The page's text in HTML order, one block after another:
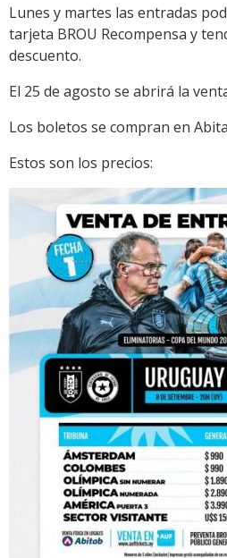
Lunes y martes las entradas
tarjeta BROU Recompensa y
descuento.
El 25 de agosto se abrirá la
Los boletos se compran en
Estos son los precios: